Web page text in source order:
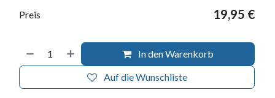
In den Warenkorb
Auf die Wunschliste
Preis 19,95 €